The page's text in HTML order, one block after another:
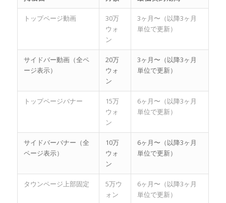
トップページ動画
30万
ウォ
ン
3ヶ月〜（以降3ヶ月
単位で更新）
サイドバー動画（全ペ
ージ表示）
20万
ウォ
ン
3ヶ月〜（以降3ヶ月
単位で更新）
トップページバナー
15万
ウォ
ン
6ヶ月〜（以降3ヶ月
単位で更新）
サイドバーバナー（全
ページ表示）
10万
ウォ
ン
6ヶ月〜（以降3ヶ月
単位で更新）
タウンページ上部固定
5万ウ
ォン
6ヶ月〜（以降3ヶ月
単位で更新）